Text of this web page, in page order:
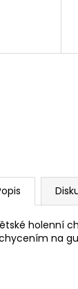
holenní
na